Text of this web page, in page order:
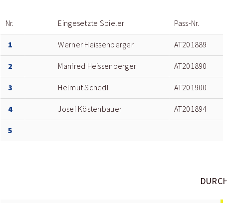
Nr. Eingesetzte Spieler Pass-Nr.
1 Werner Heissenberger AT201889
2 Manfred Heissenberger AT201890
3 Helmut Schedl AT201900
4 Josef Köstenbauer AT201894
5